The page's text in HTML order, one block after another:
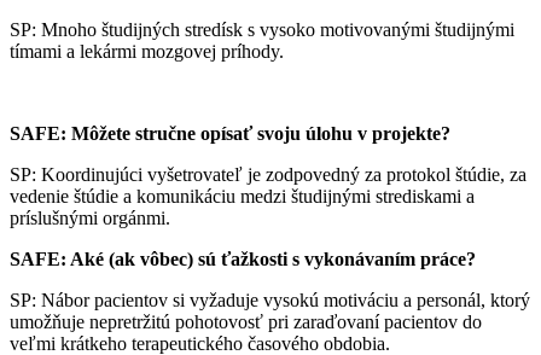
SP: Mnoho študijných stredísk s vysoko motivovanými študijnými
tímami a lekármi mozgovej príhody.
SAFE: Môžete stručne opísať svoju úlohu v projekte?
SP: Koordinujúci vyšetrovateľ je zodpovedný za protokol štúdie, za
vedenie štúdie a komunikáciu medzi študijnými strediskami a
príslušnými orgánmi.
SAFE: Aké (ak vôbec) sú ťažkosti s vykonávaním práce?
SP: Nábor pacientov si vyžaduje vysokú motiváciu a personál, ktorý
umožňuje nepretržitú pohotovosť pri zaraďovaní pacientov do
veľmi krátkeho terapeutického časového obdobia.